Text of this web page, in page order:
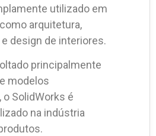
utilizado em
arquitetura,
design de interiores.
principalmente
modelos
SolidWorks é
na indústria